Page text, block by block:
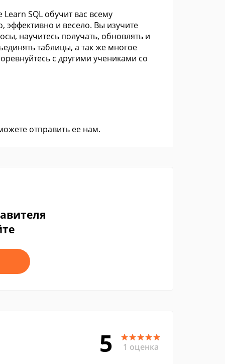
SQL обучит вас всему
и весело. Вы изучите
научитесь получать, обновлять и
таблицы, а так же многое
с другими учениками со
отправить ее нам.
5 1 оценка